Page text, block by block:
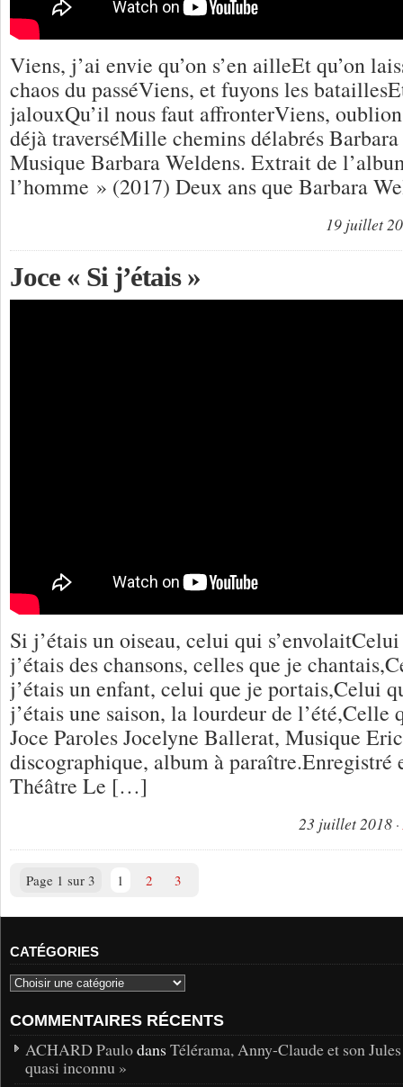
Viens, j’ai envie qu’on s’en ailleEt qu’on
chaos du passéViens, et fuyons les
jalouxQu’il nous faut affronterViens,
déjà traverséMille chemins délabrés
Musique Barbara Weldens. Extrait de
l’homme » (2017) Deux ans que Barbara
19 juillet
Joce « Si j’étais »
Si j’étais un oiseau, celui qui
j’étais des chansons, celles que je
j’étais un enfant, celui que je portais,Celui
j’étais une saison, la lourdeur de
Joce Paroles Jocelyne Ballerat, Musique
discographique, album à paraître.Enregistré
Théâtre Le […]
23 juillet 2018
Page 1 sur 3 1 2 3
CATÉGORIES
COMMENTAIRES RÉCENTS
ACHARD Paulodans Télérama, Anny-Claude et son
quasi inconnu »